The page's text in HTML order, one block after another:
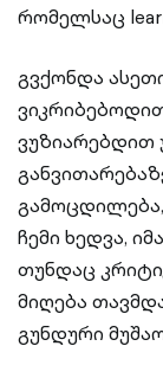
რომელსაც
გვქონდა
ვუზიარებდით
ჩემი ხედვა,
თუნდაც
მიღება
გუნდური